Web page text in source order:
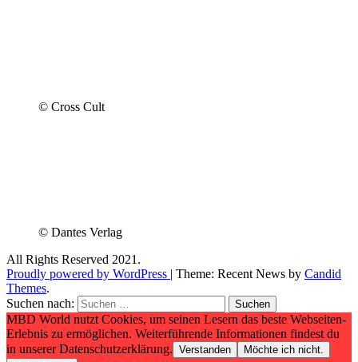
© Cross Cult
© Dantes Verlag
All Rights Reserved 2021.
Proudly powered by WordPress | Theme: Recent News by Candid
Themes.
Suchen nach:
MBD World nutzt Cookies, um seinen Lesern das beste Webseiten-
Erlebnis zu ermöglichen. Weiterführende Informationen findest du
in unserer Datenschutzerklärung. Verstanden
Möchte ich nicht.